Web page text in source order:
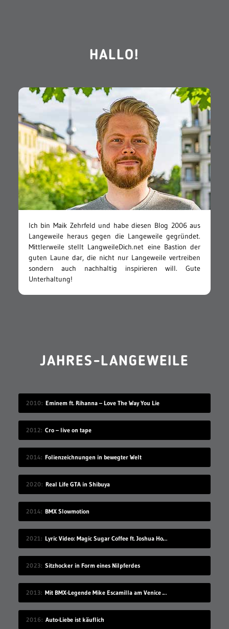
HALLO!
Ich bin Maik Zehrfeld und habe diesen Blog 2006 aus
Langeweile heraus gegen die Langeweile gegründet.
Mittlerweile stellt LangweileDich.net eine Bastion der
guten Laune dar, die nicht nur Langeweile vertreiben
sondern auch nachhaltig inspirieren will. Gute
Unterhaltung!
JAHRES-LANGEWEILE
2010 Eminem ft. Rihanna – Love The Way You Lie
2012 Cro – live on tape
2014 Folienzeichnungen in bewegter Welt
2020 Real Life GTA in Shibuya
2014 BMX Slowmotion
2021 Lyric Video: Magic Sugar Coffee ft. Joshua Howlett – „Blkout“
2023 Sitzhocker in Form eines Nilpferdes
2013 Mit BMX-Legende Mike Escamilla am Venice Beach
2016 Auto-Liebe ist käuflich